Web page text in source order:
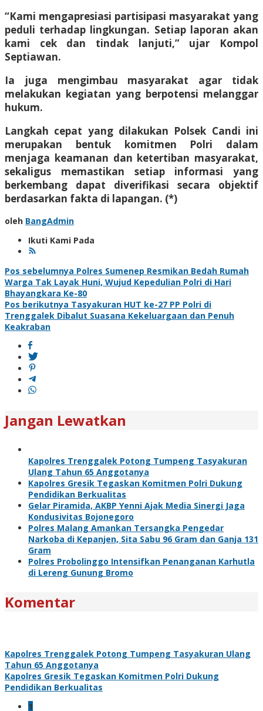
“Kami mengapresiasi partisipasi masyarakat yang
peduli terhadap lingkungan. Setiap laporan akan
kami cek dan tindak lanjuti,” ujar Kompol
Septiawan.
Ia juga mengimbau masyarakat agar tidak
melakukan kegiatan yang berpotensi melanggar
hukum.
Langkah cepat yang dilakukan Polsek Candi ini
merupakan bentuk komitmen Polri dalam
menjaga keamanan dan ketertiban masyarakat,
sekaligus memastikan setiap informasi yang
berkembang dapat diverifikasi secara objektif
berdasarkan fakta di lapangan. (*)
oleh BangAdmin
Ikuti Kami Pada
Navigasi
pos
Pos sebelumnya Polres Sumenep Resmikan Bedah Rumah
Warga Tak Layak Huni, Wujud Kepedulian Polri di Hari
Bhayangkara Ke-80
Pos berikutnya Tasyakuran HUT ke-27 PP Polri di
Trenggalek Dibalut Suasana Kekeluargaan dan Penuh
Keakraban
Jangan Lewatkan
Kapolres Trenggalek Potong Tumpeng Tasyakuran
Ulang Tahun 65 Anggotanya
Kapolres Gresik Tegaskan Komitmen Polri Dukung
Pendidikan Berkualitas
Gelar Piramida, AKBP Yenni Ajak Media Sinergi Jaga
Kondusivitas Bojonegoro
Polres Malang Amankan Tersangka Pengedar
Narkoba di Kepanjen, Sita Sabu 96 Gram dan Ganja 131
Gram
Polres Probolinggo Intensifkan Penanganan Karhutla
di Lereng Gunung Bromo
Komentar
Kapolres Trenggalek Potong Tumpeng Tasyakuran Ulang
Tahun 65 Anggotanya
Kapolres Gresik Tegaskan Komitmen Polri Dukung
Pendidikan Berkualitas
1